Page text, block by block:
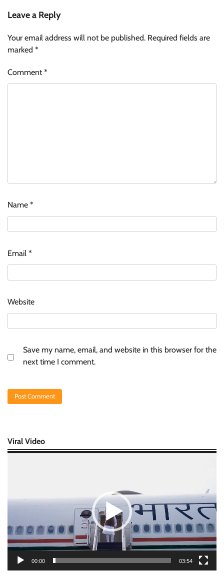
Leave a Reply
Your email address will not be published. Required fields are
marked *
Comment*
Name *
Email *
Website
Save my name, email, and website in this browser for the
next time I comment.
Viral Video
00:00 03:54